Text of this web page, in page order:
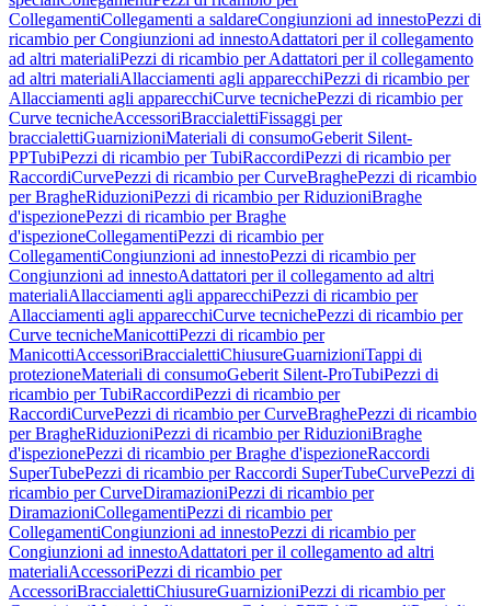
CollegamentiCollegamenti a saldareCongiunzioni ad innestoPezzi di
ricambio per Congiunzioni ad innestoAdattatori per il collegamento
ad altri materialiPezzi di ricambio per Adattatori per il collegamento
ad altri materialiAllacciamenti agli apparecchiPezzi di ricambio per
Allacciamenti agli apparecchiCurve tecnichePezzi di ricambio per
Curve tecnicheAccessoriBraccialettiFissaggi per
braccialettiGuarnizioniMateriali di consumoGeberit Silent-
PPTubiPezzi di ricambio per TubiRaccordiPezzi di ricambio per
RaccordiCurvePezzi di ricambio per CurveBraghePezzi di ricambio
per BragheRiduzioniPezzi di ricambio per RiduzioniBraghe
d'ispezionePezzi di ricambio per Braghe
d'ispezioneCollegamentiPezzi di ricambio per
CollegamentiCongiunzioni ad innestoPezzi di ricambio per
Congiunzioni ad innestoAdattatori per il collegamento ad altri
materialiAllacciamenti agli apparecchiPezzi di ricambio per
Allacciamenti agli apparecchiCurve tecnichePezzi di ricambio per
Curve tecnicheManicottiPezzi di ricambio per
ManicottiAccessoriBraccialettiChiusureGuarnizioniTappi di
protezioneMateriali di consumoGeberit Silent-ProTubiPezzi di
ricambio per TubiRaccordiPezzi di ricambio per
RaccordiCurvePezzi di ricambio per CurveBraghePezzi di ricambio
per BragheRiduzioniPezzi di ricambio per RiduzioniBraghe
d'ispezionePezzi di ricambio per Braghe d'ispezioneRaccordi
SuperTubePezzi di ricambio per Raccordi SuperTubeCurvePezzi di
ricambio per CurveDiramazioniPezzi di ricambio per
DiramazioniCollegamentiPezzi di ricambio per
CollegamentiCongiunzioni ad innestoPezzi di ricambio per
Congiunzioni ad innestoAdattatori per il collegamento ad altri
materialiAccessoriPezzi di ricambio per
AccessoriBraccialettiChiusureGuarnizioniPezzi di ricambio per